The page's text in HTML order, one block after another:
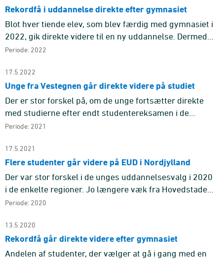
Rekordfå i uddannelse direkte efter gymnasiet
Blot hver tiende elev, som blev færdig med gymnasiet i
2022, gik direkte videre til en ny uddannelse. Dermed
var der ni ud af ti gymnasieelever, som efter tre
Periode: 2022
17.5.2022
Unge fra Vestegnen går direkte videre på studiet
Der er stor forskel på, om de unge fortsætter direkte
med studierne efter endt studentereksamen i de
enkelte kommuner, eller om de vælger at holde et eller
Periode: 2021
17.5.2021
Flere studenter går videre på EUD i Nordjylland
Der var stor forskel i de unges uddannelsesvalg i 2020
i de enkelte regioner. Jo længere væk fra Hovedstaden,
jo større var den andel, der valgte at starte på en
Periode: 2020
13.5.2020
Rekordfå går direkte videre efter gymnasiet
Andelen af studenter, der vælger at gå i gang med en